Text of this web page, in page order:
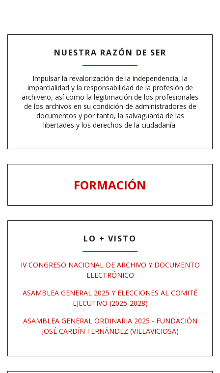
NUESTRA RAZÓN DE SER
Impulsar la revalorización de la independencia, la
imparcialidad y la responsabilidad de la profesión de
archivero, así como la legitimación de los profesionales
de los archivos en su condición de administradores de
documentos y por tanto, la salvaguarda de las
libertades y los derechos de la ciudadanía.
FORMACIÓN
LO + VISTO
IV CONGRESO NACIONAL DE ARCHIVO Y DOCUMENTO
ELECTRÓNICO
ASAMBLEA GENERAL 2025 Y ELECCIONES AL COMITÉ
EJECUTIVO (2025-2028)
ASAMBLEA GENERAL ORDINARIA 2025 - FUNDACIÓN
JOSÉ CARDÍN FERNÁNDEZ (VILLAVICIOSA)